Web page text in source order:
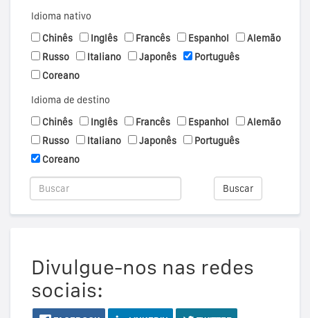
Idioma nativo
Chinês
Inglês Francês Espanhol
Alemão
Russo
Italiano Japonês
Português
Coreano
Idioma de destino
Chinês
Inglês Francês Espanhol
Alemão
Russo
Italiano Japonês
Português
Coreano
Buscar
Divulgue-nos nas redes
sociais: